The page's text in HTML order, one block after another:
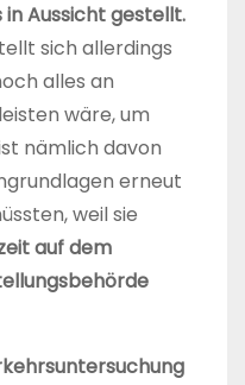
Aussicht gestellt.
sich allerdings
alles an
wäre, um
nämlich davon
erneut
weil sie
auf dem